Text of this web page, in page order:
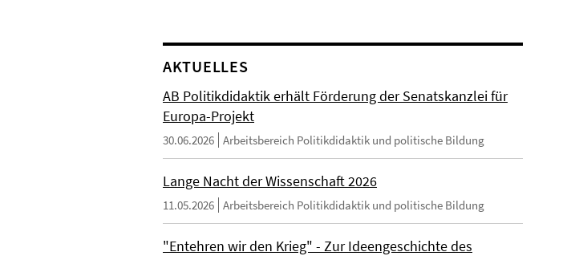
AKTUELLES
AB Politikdidaktik erhält Förderung der Senatskanzlei für
Europa-Projekt
30.06.2026 Arbeitsbereich Politikdidaktik und politische Bildung
Lange Nacht der Wissenschaft 2026
11.05.2026 Arbeitsbereich Politikdidaktik und politische Bildung
"Entehren wir den Krieg" - Zur Ideengeschichte des